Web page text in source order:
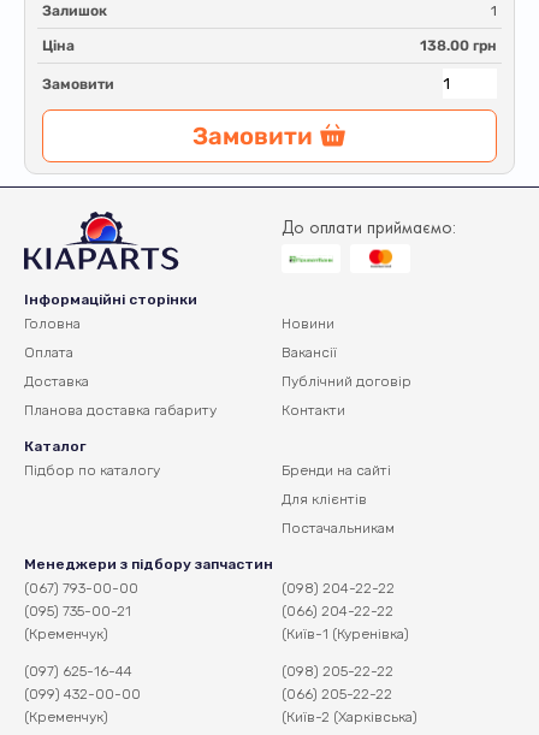
Залишок 1
Ціна 138.00 грн
Замовити
Замовити
До оплати приймаємо:
Інформаційні сторінки
Головна
Оплата
Доставка
Планова доставка габариту
Новини
Вакансії
Публічний договір
Контакти
Каталог
Підбор по каталогу
Бренди на сайті
Для клієнтів
Постачальникам
Менеджери з підбору запчастин
(067) 793-00-00
(095) 735-00-21
(Кременчук)
(097) 625-16-44
(099) 432-00-00
(Кременчук)
(098) 204-22-22
(066) 204-22-22
(Київ-1 (Куренівка)
(098) 205-22-22
(066) 205-22-22
(Київ-2 (Харківська)